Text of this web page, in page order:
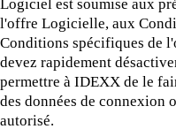
Logiciel est soumise aux
l'offre Logicielle, aux
Conditions spécifiques de
devez rapidement
permettre à IDEXX de le
des données de connexion
autorisé.